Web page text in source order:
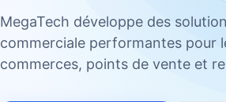
MegaTech développe des
commerciale performantes pour
commerces, points de vente et